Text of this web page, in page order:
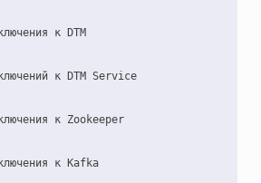
к DTM
к DTM Service
к Zookeeper
к Kafka